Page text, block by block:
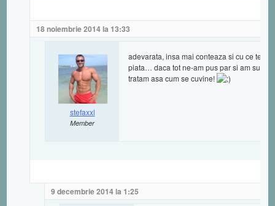
18 noiembrie 2014 la 13:33
stefaxxl
Member
adevarata, insa mai conteaza si cu ce te
piata… daca tot ne-am pus par si am
tratam asa cum se cuvine!
9 decembrie 2014 la 1:25